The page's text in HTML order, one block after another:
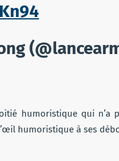
humoristique qui n’a
humoristique à ses